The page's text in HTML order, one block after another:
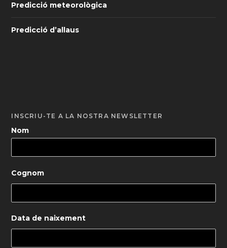
Predicció meteorològica
Predicció d’allaus
INSCRIU-TE A LA NOSTRA NEWSLETTER
Nom
Cognom
Data de naixement